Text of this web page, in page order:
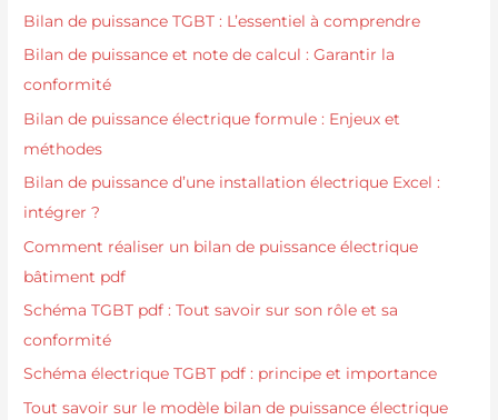
Bilan de puissance TGBT : L’essentiel à comprendre
Bilan de puissance et note de calcul : Garantir la
conformité
Bilan de puissance électrique formule : Enjeux et
méthodes
Bilan de puissance d’une installation électrique Excel :
intégrer ?
Comment réaliser un bilan de puissance électrique
bâtiment pdf
Schéma TGBT pdf : Tout savoir sur son rôle et sa
conformité
Schéma électrique TGBT pdf : principe et importance
Tout savoir sur le modèle bilan de puissance électrique